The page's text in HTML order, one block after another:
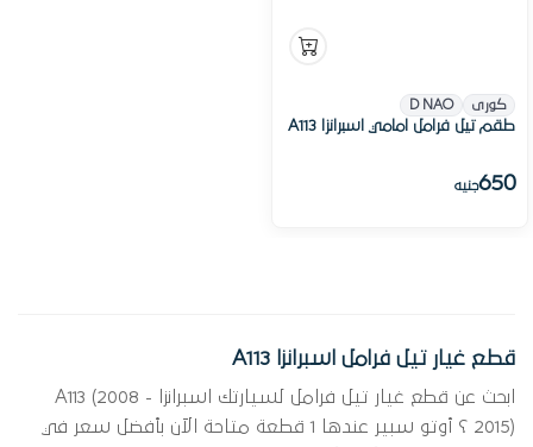
كورى D NAO
طقم تيل فرامل امامي اسبرانزا A113
650جنيه
قطع غيار تيل فرامل اسبرانزا A113
ابحث عن قطع غيار تيل فرامل لسيارتك اسبرانزا A113 (2008 -
2015) ؟ أوتو سبير عندها 1 قطعة متاحة الآن بأفضل سعر في